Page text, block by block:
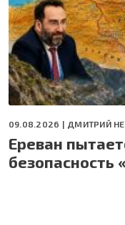
09.08.2026 | ДМИТРИЙ
Ереван
безопасность